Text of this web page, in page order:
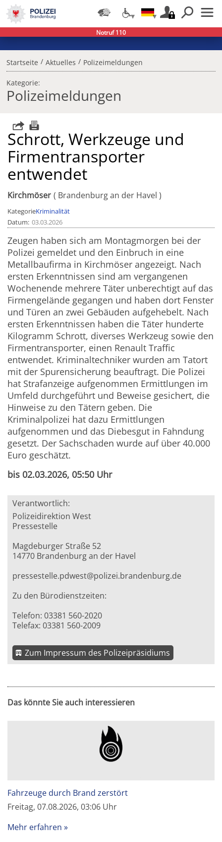
Startseite / Aktuelles / Polizeimeldungen
Kategorie:
Polizeimeldungen
Schrott, Werkzeuge und
Firmentransporter
entwendet
Kirchmöser Brandenburg an der Havel
KategorieKriminalität
Datum 03.03.2026
Zeugen haben sich am Montagmorgen bei der
Polizei gemeldet und den Einbruch in eine
Metallbaufirma in Kirchmöser angezeigt. Nach
ersten Erkenntnissen sind am vergangenen
Wochenende mehrere Täter unberechtigt auf das
Firmengelände gegangen und haben dort Fenster
und Türen an zwei Gebäuden aufgehebelt. Nach
ersten Erkenntnissen haben die Täter hunderte
Kilogramm Schrott, diverses Werkzeug sowie den
Firmentransporter, einen Renault Traffic
entwendet. Kriminaltechniker wurden am Tatort
mit der Spurensicherung beauftragt. Die Polizei
hat Strafanzeige aufgenommen Ermittlungen im
Umfeld durchgeführt und Beweise gesichert, die
Hinweise zu den Tätern geben. Die
Kriminalpolizei hat dazu Ermittlungen
aufgenommen und das Diebesgut in Fahndung
gesetzt. Der Sachschaden wurde auf über 40.000
Euro geschätzt.
bis 02.03.2026, 05:50 Uhr
Verantwortlich:
Polizeidirektion West
Pressestelle
Magdeburger Straße 52
14770 Brandenburg an der Havel
pressestelle.pdwest@polizei.brandenburg.de
Zu den Bürodienstzeiten:
Telefon: 03381 560-2020
Telefax: 03381 560-2009
Zum Impressum des Polizeipräsidiums
Das könnte Sie auch interessieren
Fahrzeuge durch Brand zerstört
Freitag, 07.08.2026, 03:06 Uhr
Mehr erfahren
Notruf 110